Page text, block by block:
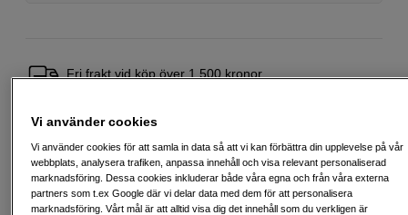
Fri frakt vid köp över 1 500 kronor
Personlig service och expertrådgivning
Vi använder cookies
Vi använder cookies för att samla in data så att vi kan förbättra din upplevelse på vår
webbplats, analysera trafiken, anpassa innehåll och visa relevant personaliserad
marknadsföring. Dessa cookies inkluderar både våra egna och från våra externa
partners som t.ex Google där vi delar data med dem för att personalisera
marknadsföring. Vårt mål är att alltid visa dig det innehåll som du verkligen är